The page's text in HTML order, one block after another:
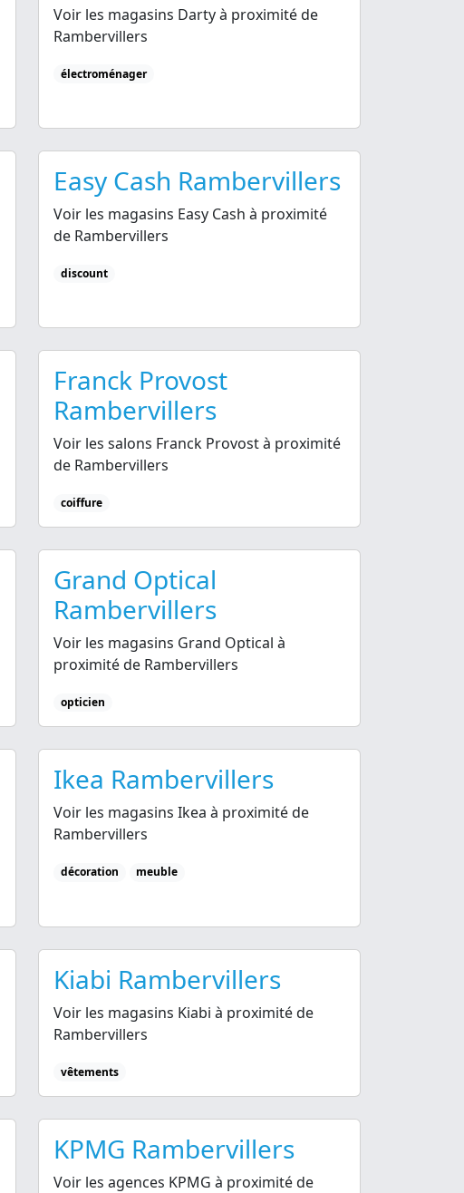
Voir les magasins Darty à proximité de
Rambervillers
électroménager
Easy Cash Rambervillers
Voir les magasins Easy Cash à proximité
de Rambervillers
discount
Franck Provost
Rambervillers
Voir les salons Franck Provost à proximité
de Rambervillers
coiffure
Grand Optical
Rambervillers
Voir les magasins Grand Optical à
proximité de Rambervillers
opticien
Ikea Rambervillers
Voir les magasins Ikea à proximité de
Rambervillers
décoration meuble
Kiabi Rambervillers
Voir les magasins Kiabi à proximité de
Rambervillers
vêtements
KPMG Rambervillers
Voir les agences KPMG à proximité de